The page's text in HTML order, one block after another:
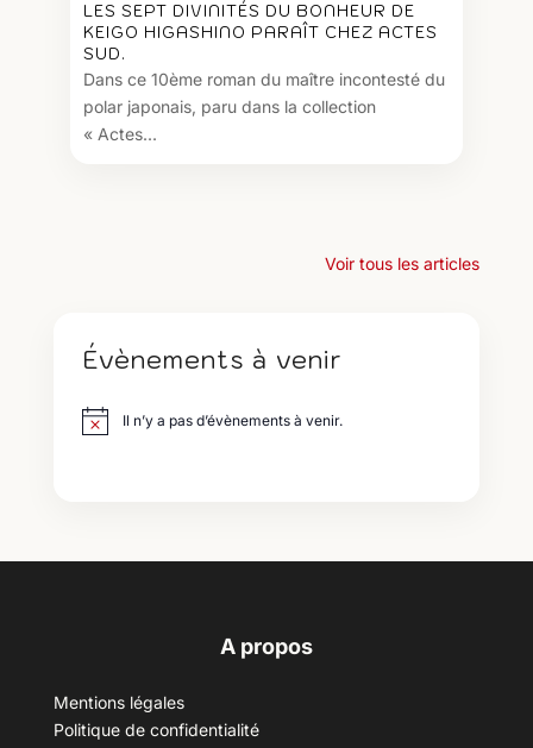
LES SEPT DIVINITÉS DU BONHEUR DE
KEIGO HIGASHINO PARAÎT CHEZ ACTES
SUD.
Dans ce 10ème roman du maître incontesté du
polar japonais, paru dans la collection
« Actes...
Voir tous les articles
Évènements à venir
Il n’y a pas d’évènements à venir.
A propos
Mentions légales
Politique de confidentialité